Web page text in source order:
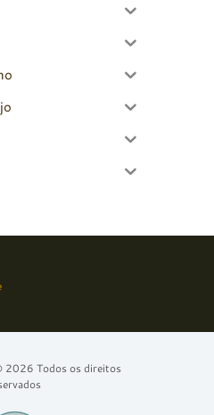
2026 Todos os direitos